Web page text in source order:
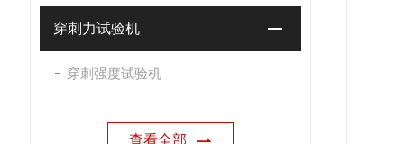
穿刺力试验机
穿刺强度试验机
查看全部